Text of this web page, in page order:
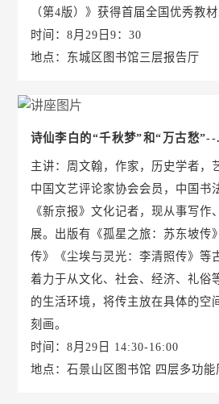
（第4版）》获得首届全国优秀教材
时间：8月29日9：30
地点：东城区图书馆三层报告厅
诗仙李白的“千秋梦”和“万古愁
主讲：周文翰，作家，历史学者，
中国文艺评论家协会会员，中国书
《新京报》文化记者，现从事写作
展。出版有《孤星之旅：苏东坡传
传》《尘埃与灵光：李清照传》等
着力于从文化、社会、经济、礼俗
的生活环境，将传主放在具体的空
刻画。
时间：8月29日 14:30-16:00
地点：石景山区图书馆 四层多功能